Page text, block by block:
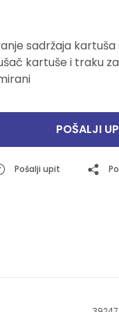
sadržaja
kartuše i traku
POŠALJI
Pošalji upit